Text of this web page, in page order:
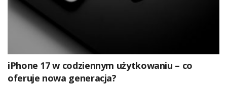
iPhone 17 w codziennym użytkowaniu – co
oferuje nowa generacja?